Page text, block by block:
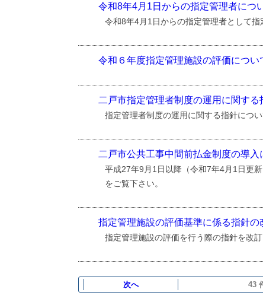
令和8年4月1日からの指定管理者につ
令和8年4月1日からの指定管理者として指
令和６年度指定管理施設の評価につい
二戸市指定管理者制度の運用に関する
指定管理者制度の運用に関する指針につ
二戸市公共工事中間前払金制度の導入
平成27年9月1日以降（令和7年4月1日更
をご覧下さい。
指定管理施設の評価基準に係る指針の
指定管理施設の評価を行う際の指針を改
次へ 43